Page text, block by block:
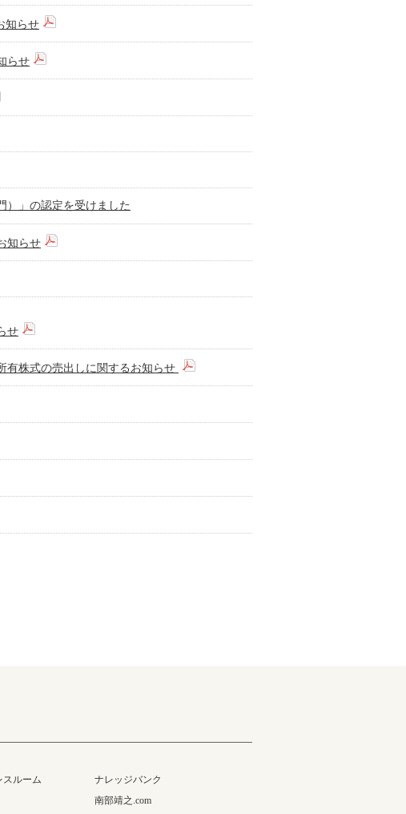
知らせ
らせ
）」の認定を受けました
知らせ
せ
有株式の売出しに関するお知らせ
スルーム
ナレッジバンク
南部靖之.com